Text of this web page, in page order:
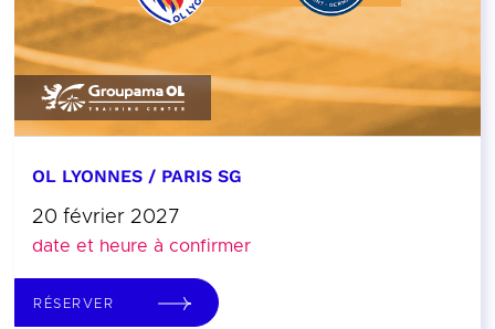
OL LYONNES / PARIS SG
20 février 2027
date et heure à confirmer
RÉSERVER